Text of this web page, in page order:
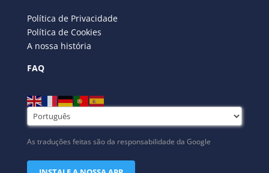
Política de Privacidade
Política de Cookies
A nossa história
FAQ
As traduções feitas são da responsabilidade da Google